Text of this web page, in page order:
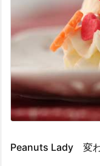
Peanuts Lady 変わ